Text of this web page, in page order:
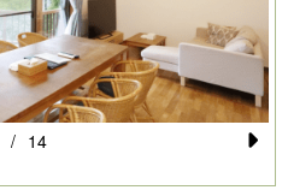
/ 14